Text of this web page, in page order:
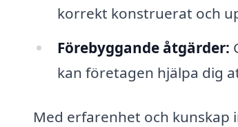
korrekt konstruerat och
Förebyggande åtgärder:
kan företagen hjälpa dig
Med erfarenhet och kunskap